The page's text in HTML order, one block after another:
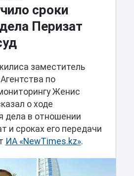
сроки
Перизат
заместитель
по
Женис
о ходе
дела в отношении
и сроках его передачи
ИА «NewTimes.kz».